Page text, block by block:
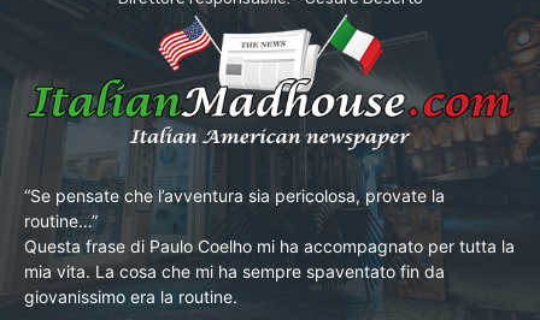
“Se pensate che l’avventura sia pericolosa, provate la
routine…”
Questa frase di Paulo Coelho mi ha accompagnato per tutta la
mia vita. La cosa che mi ha sempre spaventato fin da
giovanissimo era la routine.